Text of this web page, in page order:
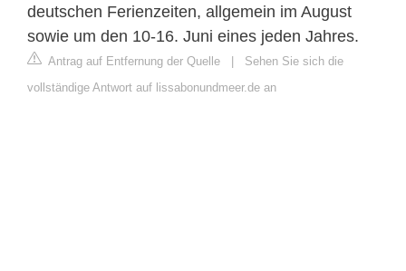
deutschen Ferienzeiten, allgemein im August
sowie um den 10-16. Juni eines jeden Jahres.
Antrag auf Entfernung der Quelle | Sehen Sie sich die
vollständige Antwort auf lissabonundmeer.de an